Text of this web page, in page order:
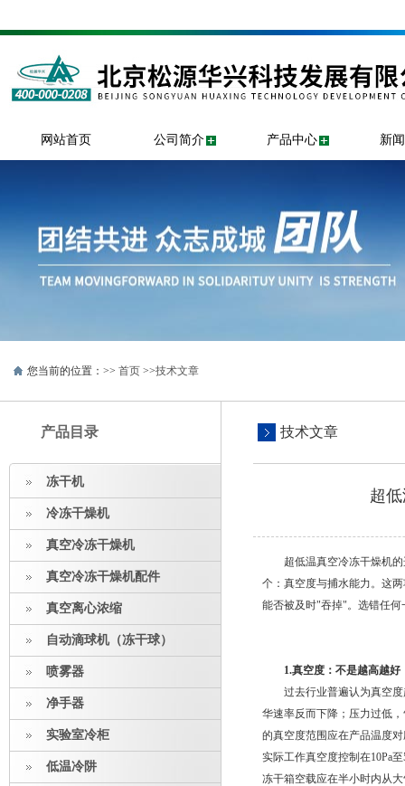
网站首页 公司简介 产品中心 新
您当前的位置：>> 首页 >>技术文章
产品目录
冻干机
冷冻干燥机
真空冷冻干燥机
真空冷冻干燥机配件
真空离心浓缩
自动滴球机（冻干球）
喷雾器
净手器
实验室冷柜
低温冷阱
技术文章
超
超低温真空冷冻干燥机的
个：真空度与捕水能力。这
能否被及时"吞掉"。选错任
1.真空度：不是越高越
过去行业普遍认为真空度
华速率反而下降；压力过低
的真空度范围应在产品温度
实际工作真空度控制在10Pa
冻干箱空载应在半小时内从